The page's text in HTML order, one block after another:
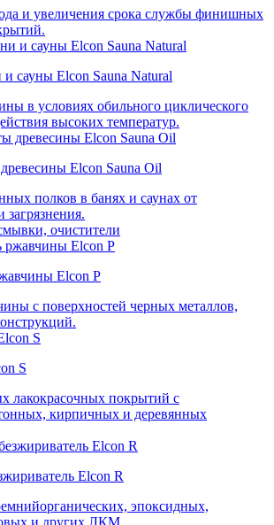
и увеличения срока службы финишных
сауны Elcon Sauna Natural
в условиях обильного циклического
высоких температур.
Elcon Sauna Oil
полков в банях и саунах от
загрязнения.
очистители
Elcon P
с поверхностей черных металлов,
S
лакокрасочных покрытий с
кирпичных и деревянных
Elcon R
эпоксидных,
и других ЛКМ.